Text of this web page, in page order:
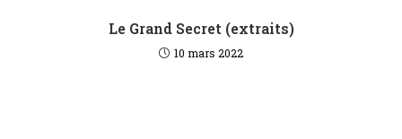
Le Grand Secret (extraits)
10 mars 2022